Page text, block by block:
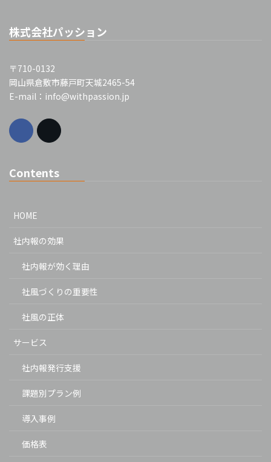
株式会社パッション
〒710-0132
岡山県倉敷市藤戸町天城2465-54
E-mail：info@withpassion.jp
Contents
HOME
社内報の効果
社内報が効く理由
社風づくりの重要性
社風の正体
サービス
社内報発行支援
課題別プラン例
導入事例
価格表